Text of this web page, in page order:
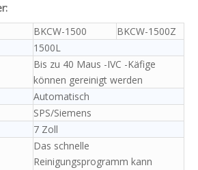
BKCW-1500
BKCW-1500Z
1500L
Bis zu 40 Maus -IVC -Käfige
können gereinigt werden
Automatisch
SPS/Siemens
7 Zoll
Das schnelle
Reinigungsprogramm kann